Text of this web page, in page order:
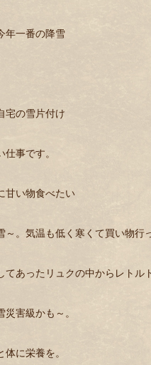
年一番の降雪
宅の雪片付け
事です。
甘い物食べたい
～。気温も低く寒くて買い物行
てあったリュクの中からレトル
害級かも～。
に栄養を。